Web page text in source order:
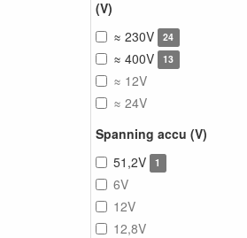
(V)
≈ 230V
24
≈ 400V 13
≈ 12V
≈ 24V
Spanning accu (V)
51,2V
1
6V
12V
12,8V